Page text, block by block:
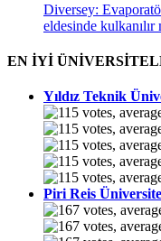
Diversey:
eldesinde kulkanılır
EN İYİ
Yıldız Teknik
Piri Reis